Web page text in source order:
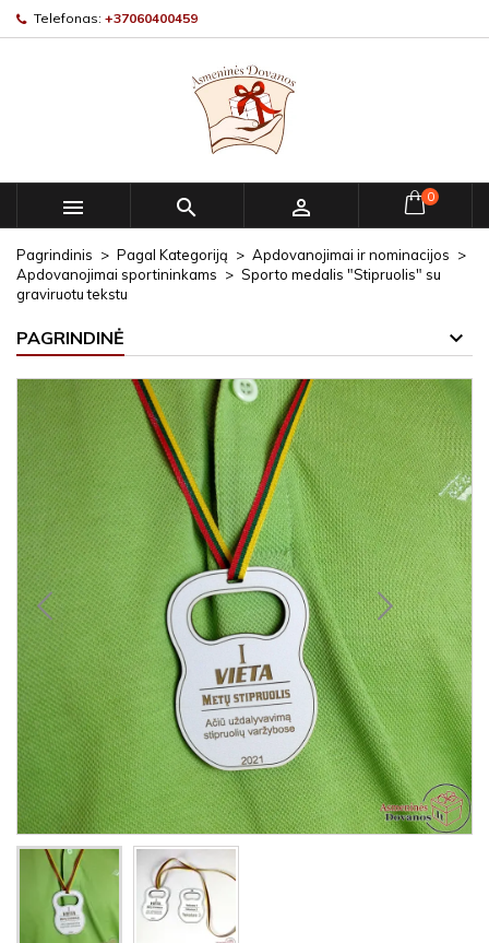
Telefonas: +37060400459
   0
Pagrindinis Pagal Kategoriją
Apdovanojimai ir nominacijos
Apdovanojimai sportininkams
Sporto medalis "Stipruolis" su
graviruotu tekstu
PAGRINDINĖ